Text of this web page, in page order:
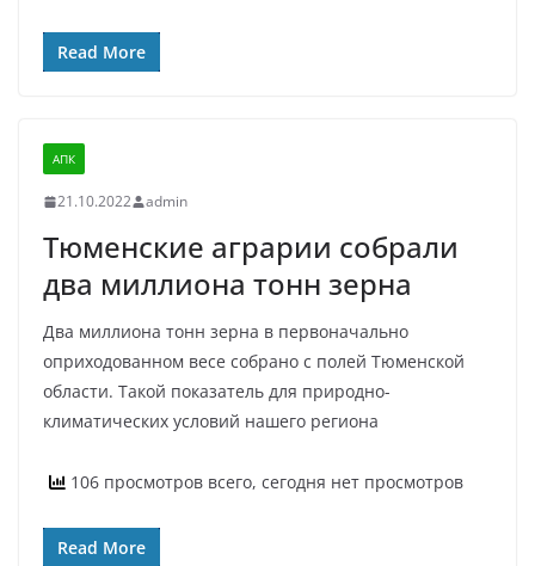
Read More
АПК
21.10.2022 admin
Тюменские аграрии собрали
два миллиона тонн зерна
Два миллиона тонн зерна в первоначально
оприходованном весе собрано с полей Тюменской
области. Такой показатель для природно-
климатических условий нашего региона
106 просмотров всего, сегодня нет просмотров
Read More